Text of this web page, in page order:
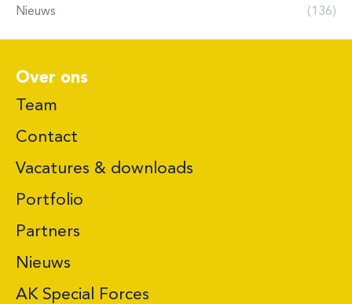
Nieuws (136)
Over ons
Team
Contact
Vacatures & downloads
Portfolio
Partners
Nieuws
AK Special Forces